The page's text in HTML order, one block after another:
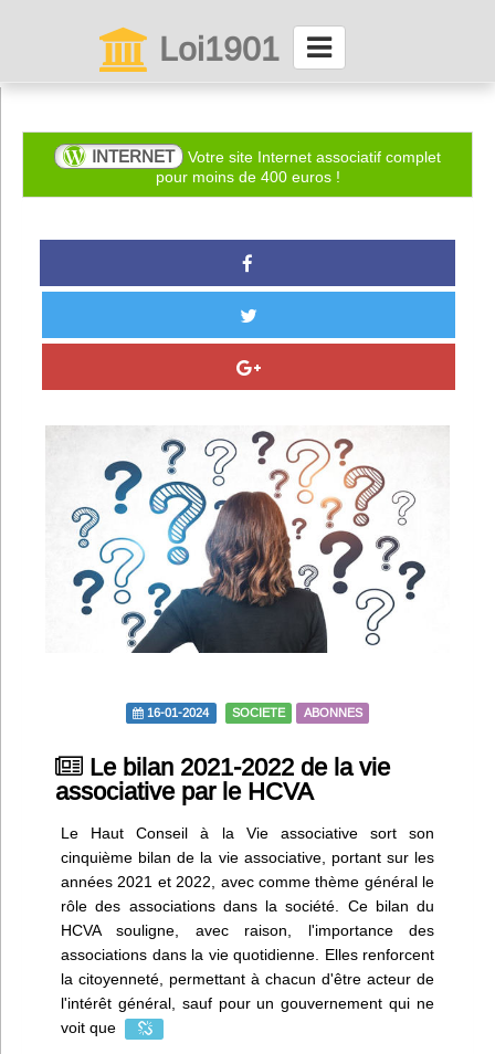
Loi1901
Connexion
Partager
VieAsso
Infos
Abo Lettrasso
Désabo Lettrasso
Nous contacter
INTERNET
Votre site Internet associatif complet
pour moins de 400 euros !
16-01-2024 SOCIETE ABONNES
Le bilan 2021-2022 de la vie
associative par le HCVA
Le Haut Conseil à la Vie associative sort son
cinquième bilan de la vie associative, portant sur les
années 2021 et 2022, avec comme thème général le
rôle des associations dans la société. Ce bilan du
HCVA souligne, avec raison, l'importance des
associations dans la vie quotidienne. Elles renforcent
la citoyenneté, permettant à chacun d'être acteur de
l'intérêt général, sauf pour un gouvernement qui ne
voit que